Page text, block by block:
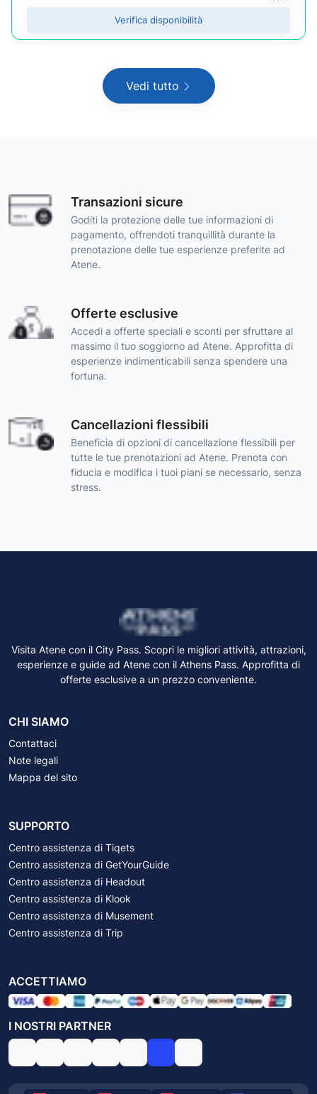
Verifica disponibilità
Vedi tutto
Transazioni sicure
Goditi la protezione delle tue informazioni di
pagamento, offrendoti tranquillità durante la
prenotazione delle tue esperienze preferite ad
Atene.
Offerte esclusive
Accedi a offerte speciali e sconti per sfruttare al
massimo il tuo soggiorno ad Atene. Approfitta di
esperienze indimenticabili senza spendere una
fortuna.
Cancellazioni flessibili
Beneficia di opzioni di cancellazione flessibili per
tutte le tue prenotazioni ad Atene. Prenota con
fiducia e modifica i tuoi piani se necessario, senza
stress.
Visita Atene con il City Pass. Scopri le migliori attività, attrazioni,
esperienze e guide ad Atene con il Athens Pass. Approfitta di
offerte esclusive a un prezzo conveniente.
CHI SIAMO
Contattaci
Note legali
Mappa del sito
SUPPORTO
Centro assistenza di Tiqets
Centro assistenza di GetYourGuide
Centro assistenza di Headout
Centro assistenza di Klook
Centro assistenza di Musement
Centro assistenza di Trip
ACCETTIAMO
I NOSTRI PARTNER